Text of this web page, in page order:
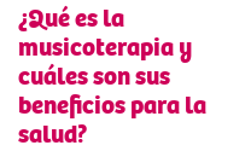
¿Qué es la
musicoterapia y
cuáles son sus
beneficios para la
salud?